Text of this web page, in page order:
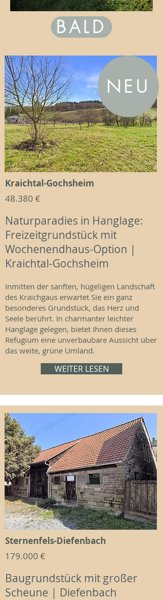
BALD
NEU
Kraichtal-Gochsheim
48.380 €
Naturparadies in Hanglage:
Freizeitgrundstück mit
Wochenendhaus-Option |
Kraichtal-Gochsheim
​Inmitten der sanften, hügeligen Landschaft
des Kraichgaus erwartet Sie ein ganz
besonderes Grundstück, das Herz und
Seele berührt. In charmanter leichter
Hanglage gelegen, bietet Ihnen dieses
Refugium eine unverbaubare Aussicht über
das weite, grüne Umland.
WEITER LESEN
Sternenfels-Diefenbach
179.000 €
Baugrundstück mit großer
Scheune | Diefenbach